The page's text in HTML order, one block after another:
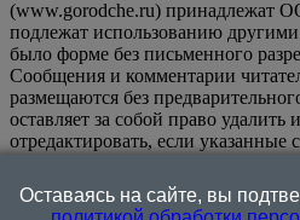
(www.gorodche.ru) принадлежат
подлежат использованию
было форме без письменного
Сообщения и комментарии
размещаются без
оставляет за собой право удалить
отредактировать, если
или нарушением иных требований
информационном ресурсе
Оставаясь на сайте, вы